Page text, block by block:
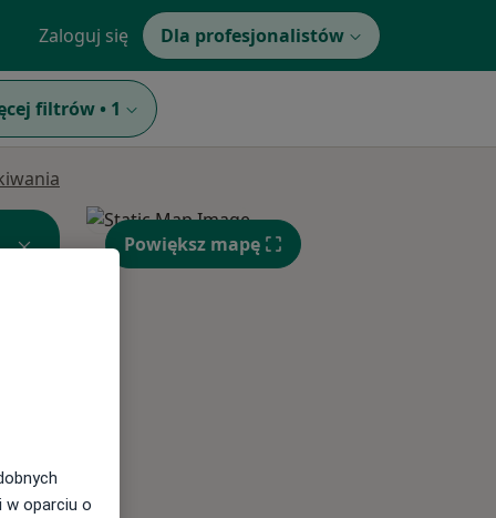
Zaloguj się Dla profesjonalistów
filtrów • 1
Powiększ mapę
w oparciu o